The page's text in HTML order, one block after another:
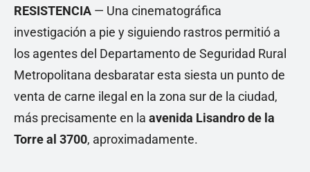
RESISTENCIA — Una cinematográfica
investigación a pie y siguiendo rastros permitió a
los agentes del Departamento de Seguridad Rural
Metropolitana desbaratar esta siesta un punto de
venta de carne ilegal en la zona sur de la ciudad,
más precisamente en la avenida Lisandro de la
Torre al 3700, aproximadamente.